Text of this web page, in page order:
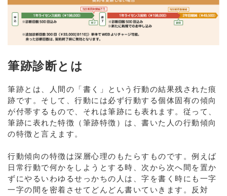
筆跡診断とは
筆跡とは、人間の「書く」という行動の結果残された痕
跡です。そして、行動には必ず行動する個体固有の傾向
が付帯するもので、それは筆跡にも表れます。従って、
筆跡に表れた特徴（筆跡特徴）は、書いた人の行動傾向
の特徴と言えます。
行動傾向の特徴は深層心理のもたらすものです。例えば
日常行動で何かをしようとする時、次から次へ間を置か
ずにやるいわゆるせっかちの人は、字を書く時にも一字
一字の間を密着させてどんどん書いていきます。反対